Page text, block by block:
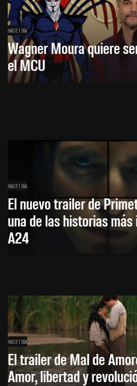
HACE 1 DÍA
Wagner Moura quiere
el MCU
HACE 1 DÍA
El nuevo trailer de
una de las historias
A24
HACE 1 DÍA
El trailer de Mal de
Amor, libertad y